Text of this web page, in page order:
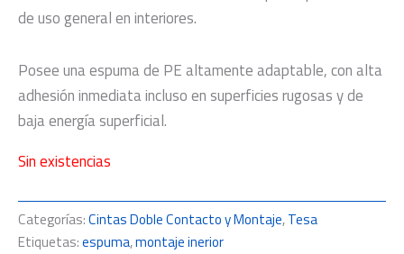
de uso general en interiores.
Posee una espuma de PE altamente adaptable, con alta
adhesión inmediata incluso en superficies rugosas y de
baja energía superficial.
Sin existencias
Categorías:Cintas Doble Contacto y Montaje,Tesa
Etiquetas:espuma,montaje inerior